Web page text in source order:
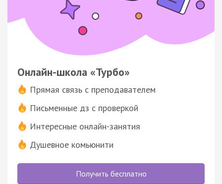
Онлайн-школа «Турбо»
Прямая связь с преподавателем
Письменные дз с проверкой
Интересные онлайн-занятия
Душевное комьюнити
Получить бесплатно